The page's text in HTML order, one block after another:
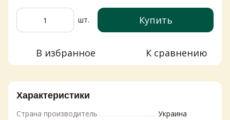
шт. Купить
В избранное К сравнению
Характеристики
Страна производитель
Украина